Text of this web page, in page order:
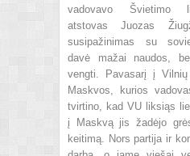
vadovavo Švietimo
atstovas Juozas
susipažinimas su
davė mažai naudos,
vengti. Pavasarį į
Maskvos, kurios
tvirtino, kad VU liksiąs
į Maskvą jis žadėjo
keitimą. Nors partija ir